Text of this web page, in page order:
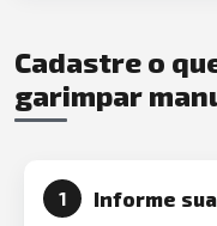
Cadastre o
garimpar
1 Informe